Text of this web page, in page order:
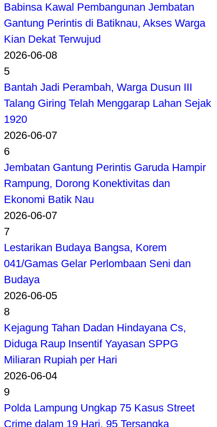
Babinsa Kawal Pembangunan Jembatan
Gantung Perintis di Batiknau, Akses Warga
Kian Dekat Terwujud
2026-06-08
5
Bantah Jadi Perambah, Warga Dusun III
Talang Giring Telah Menggarap Lahan Sejak
1920
2026-06-07
6
Jembatan Gantung Perintis Garuda Hampir
Rampung, Dorong Konektivitas dan
Ekonomi Batik Nau
2026-06-07
7
Lestarikan Budaya Bangsa, Korem
041/Gamas Gelar Perlombaan Seni dan
Budaya
2026-06-05
8
Kejagung Tahan Dadan Hindayana Cs,
Diduga Raup Insentif Yayasan SPPG
Miliaran Rupiah per Hari
2026-06-04
9
Polda Lampung Ungkap 75 Kasus Street
Crime dalam 19 Hari, 95 Tersangka